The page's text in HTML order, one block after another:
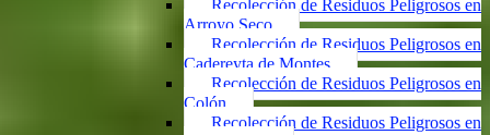
Recolección de Residuos Peligrosos en
Arroyo Seco
Recolección de Residuos Peligrosos en
Cadereyta de Montes
Recolección de Residuos Peligrosos en
Colón
Recolección de Residuos Peligrosos en